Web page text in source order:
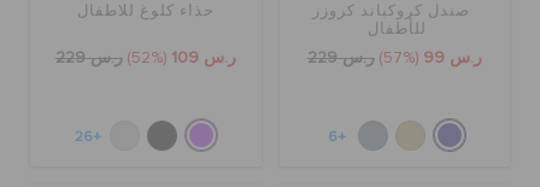
صندل كروكباند كروزر
للأطفال
ر.س 99 (57%) ر.س 229
+6
حذاء كلوغ للاطفال
ر.س 109 (52%) ر.س 229
+26